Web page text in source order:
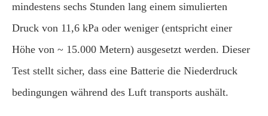
mindestens sechs Stunden lang einem simulierten
Druck von 11,6 kPa oder weniger (entspricht einer
Höhe von ~ 15.000 Metern) ausgesetzt werden. Dieser
Test stellt sicher, dass eine Batterie die Niederdruck
bedingungen während des Luft transports aushält.